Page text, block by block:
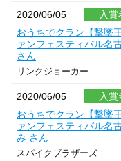
2020/06/05
入賞
おうちでクラン【撃墜
ァンフェスティバル
さん
リンクジョーカー
2020/06/05
入賞
おうちでクラン【撃墜
ァンフェスティバル
み さん
スパイクブラザーズ